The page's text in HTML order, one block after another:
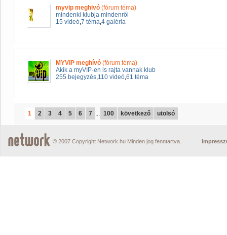
myvip meghivó (fórum téma)
mindenki klubja mindenről
15 videó,7 téma,4 galéria
MYVIP meghívó (fórum téma)
Akik a myVIP-en is rajta vannak klub
255 bejegyzés,110 videó,61 téma
1 2 3 4 5 6 7 ... 100 következő utolsó
© 2007 Copyright Network.hu Minden jog fenntartva.